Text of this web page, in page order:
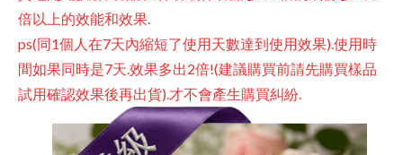
倍以上的效能和效果.
ps(同1個人在7天內縮短了使用天數達到使用效果).使用時
間如果同時是7天.效果多出2倍!(建議購買前請先購買樣品
試用確認效果後再出貨).才不會產生購買糾紛.